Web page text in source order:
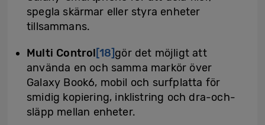
spegla skärmar eller styra enheter
tillsammans.
Multi Control[18]gör det möjligt att
använda en och samma markör över
Galaxy Book6, mobil och surfplatta för
smidig kopiering, inklistring och dra-och-
släpp mellan enheter.